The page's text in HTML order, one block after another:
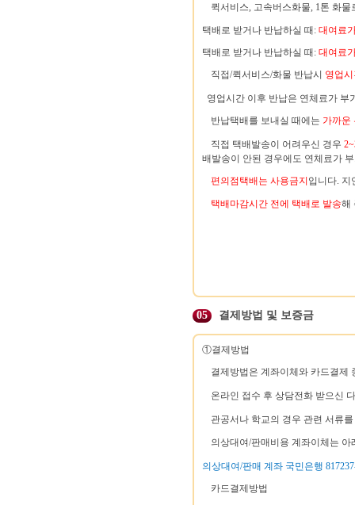
퀵서비스, 고속버스화물, 1톤 화
택배로 받거나 반납하실 때: 대여료
택배로 받거나 반납하실 때: 대여료
직접/퀵서비스/화물 반납시 영업
영업시간 이후 반납은 연체료가 부
반납택배를 보내실 때에는 가까운
직접 택배발송이 어려우신 경우
배발송이 안된 경우에도 연체료가
편의점택배는 사용금지입니다. 지
택배마감시간 전에 택배로 발송해
05 결제방법 및 보증금
①결제방법
결제방법은 계좌이체와 카드결제
온라인 접수 후 상담전화 받으신
관공서나 학교의 경우 관련 서류
의상대여/판매비용 계좌이체는
의상대여/판매 계좌 국민은행
카드결제방법